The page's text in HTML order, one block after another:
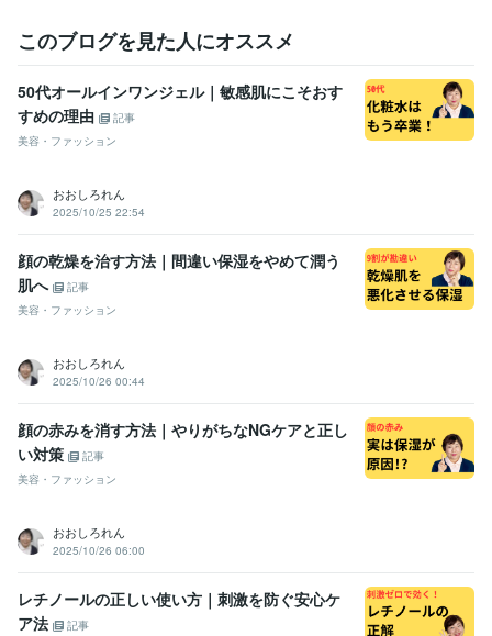
このブログを見た人にオススメ
50代オールインワンジェル｜敏感肌にこそおす
すめの理由
記事
美容・ファッション
おおしろれん
2025/10/25 22:54
顔の乾燥を治す方法｜間違い保湿をやめて潤う
肌へ
記事
美容・ファッション
おおしろれん
2025/10/26 00:44
顔の赤みを消す方法｜やりがちなNGケアと正し
い対策
記事
美容・ファッション
おおしろれん
2025/10/26 06:00
レチノールの正しい使い方｜刺激を防ぐ安心ケ
ア法
記事